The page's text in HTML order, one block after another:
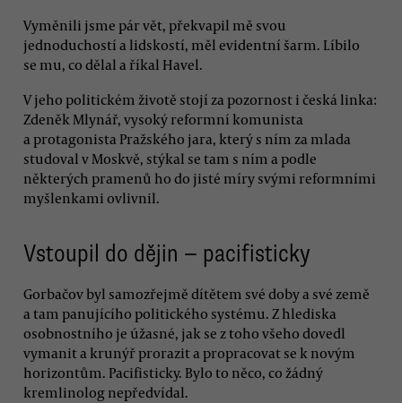
Vyměnili jsme pár vět, překvapil mě svou
jednoduchostí a lidskostí, měl evidentní šarm. Líbilo
se mu, co dělal a říkal Havel.
V jeho politickém životě stojí za pozornost i česká linka:
Zdeněk Mlynář, vysoký reformní komunista
a protagonista Pražského jara, který s ním za mlada
studoval v Moskvě, stýkal se tam s ním a podle
některých pramenů ho do jisté míry svými reformními
myšlenkami ovlivnil.
Vstoupil do dějin — pacifisticky
Gorbačov byl samozřejmě dítětem své doby a své země
a tam panujícího politického systému. Z hlediska
osobnostního je úžasné, jak se z toho všeho dovedl
vymanit a krunýř prorazit a propracovat se k novým
horizontům. Pacifisticky. Bylo to něco, co žádný
kremlinolog nepředvídal.